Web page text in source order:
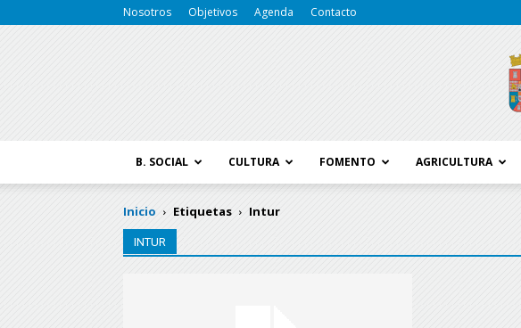
Nosotros Objetivos Agenda Contacto
B. SOCIAL CULTURA FOMENTO AGRICULTURA
Inicio Etiquetas Intur
INTUR